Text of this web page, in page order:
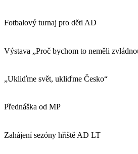
Fotbalový turnaj pro děti AD
Výstava „Proč bychom to neměli
„Ukliďme svět, ukliďme Česko“
Přednáška od MP
Zahájení sezóny hřiště AD LT